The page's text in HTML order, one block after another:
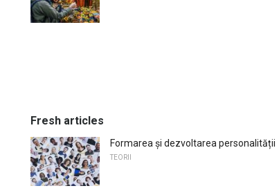
Fresh articles
Formarea și dezvoltarea personalității
TEORII